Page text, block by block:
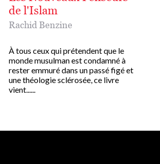
de l'Islam
Rachid Benzine
À tous ceux qui prétendent que le
monde musulman est condamné à
rester emmuré dans un passé figé et
une théologie sclérosée, ce livre
vient......